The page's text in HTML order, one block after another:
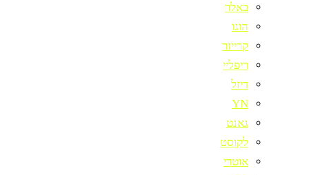
באלר
הוגו
קרייזר
ריפליי
דיזל
YN
גאנט
לקוסט
אוטרי